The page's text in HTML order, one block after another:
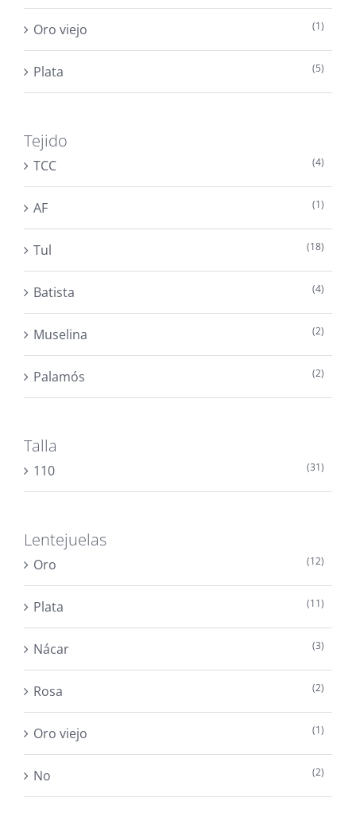
Oro viejo (1)
Plata (5)
Tejido
TCC (4)
AF (1)
Tul (18)
Batista (4)
Muselina (2)
Palamós (2)
Talla
110 (31)
Lentejuelas
Oro (12)
Plata (11)
Nácar (3)
Rosa (2)
Oro viejo (1)
No (2)